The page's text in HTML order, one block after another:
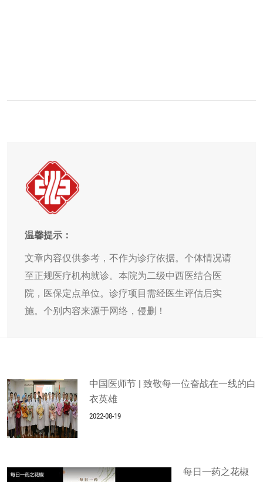
温馨提示：
文章内容仅供参考，不作为诊疗依据。个体情况请
至正规医疗机构就诊。本院为二级中西医结合医
院，医保定点单位。诊疗项目需经医生评估后实
施。个别内容来源于网络，侵删！
中国医师节 | 致敬每一位奋战在一线的白
衣英雄
2022-08-19
每日一药之花椒